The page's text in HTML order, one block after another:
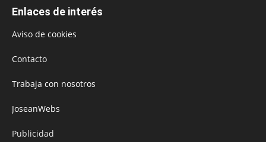
Enlaces de interés
Aviso de cookies
Contacto
Trabaja con nosotros
JoseanWebs
Publicidad